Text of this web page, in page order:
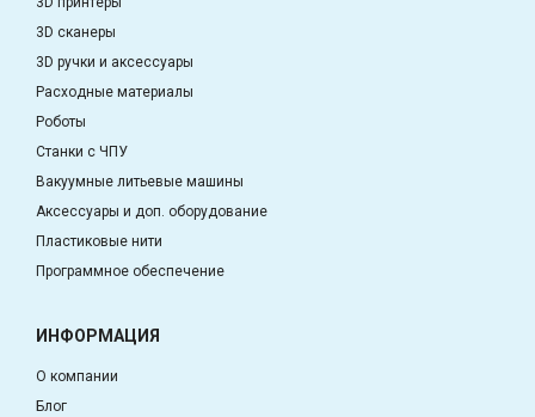
3D сканеры
3D ручки и аксессуары
Расходные материалы
Роботы
Станки с ЧПУ
Вакуумные литьевые машины
Аксессуары и доп. оборудование
Пластиковые нити
Программное обеспечение
ИНФОРМАЦИЯ
О компании
Блог